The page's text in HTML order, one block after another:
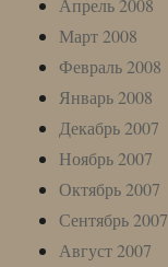
Апрель 2008
Март 2008
Февраль 2008
Январь 2008
Декабрь 2007
Ноябрь 2007
Октябрь 2007
Сентябрь 2007
Август 2007